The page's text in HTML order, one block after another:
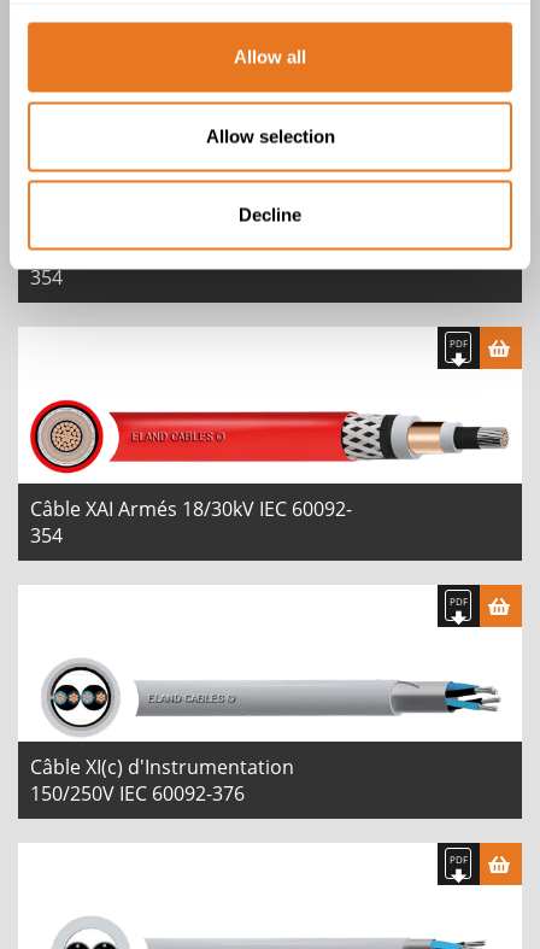
Allow all
Allow selection
Decline
354
Câble XAI Armés 12/20kV IEC 60092-
354
Câble XAI Armés 18/30kV IEC 60092-
354
Câble XI(c) d'Instrumentation
150/250V IEC 60092-376